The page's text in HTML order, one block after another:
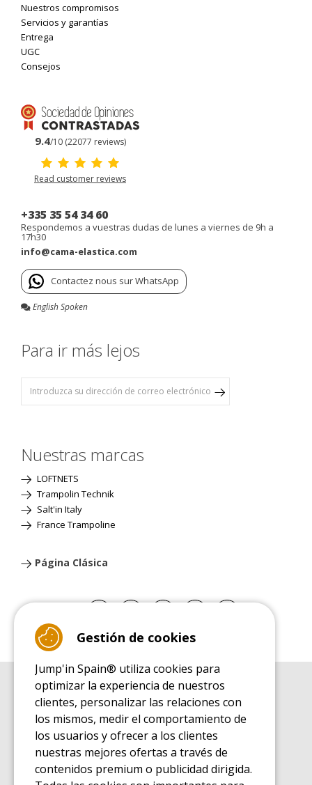
Nuestros compromisos
Servicios y garantías
Entrega
UGC
Consejos
9.4/10 (22077 reviews)
Read customer reviews
+335 35 54 34 60
Respondemos a vuestras dudas de lunes a viernes de 9h a
17h30
info@cama-elastica.com
Contactez nous sur WhatsApp
English Spoken
Para ir más lejos
Nuestras marcas
LOFTNETS
Trampolin Technik
Salt'in Italy
France Trampoline
Página Clásica
GUÍA DE COMPRA
Guía de compra para las camas elásticas de ocio
GUÍA DE INSTALACIÓN
Guía de montaje para la cama elástica de ocio
GUÍA DE MANTENIMIENTO
Guía de mantenimiento de las camas elásticas de ocio
Gestión de cookies
Jump'in Spain® utiliza cookies para
optimizar la experiencia de nuestros
clientes, personalizar las relaciones con
los mismos, medir el comportamiento de
los usuarios y ofrecer a los clientes
nuestras mejores ofertas a través de
contenidos premium o publicidad dirigida.